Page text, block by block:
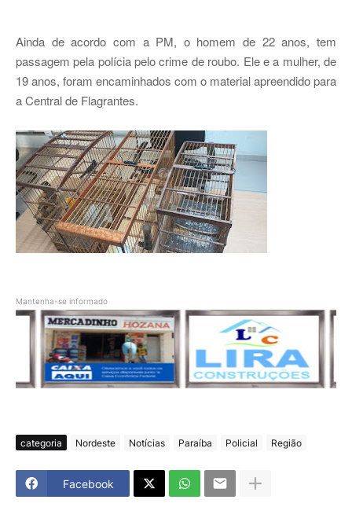
Ainda de acordo com a PM, o homem de 22 anos, tem
passagem pela polícia pelo crime de roubo. Ele e a mulher, de
19 anos, foram encaminhados com o material apreendido para
a Central de Flagrantes.
Mantenha-se informado
categoria Nordeste Notícias Paraíba Policial Região
Facebook